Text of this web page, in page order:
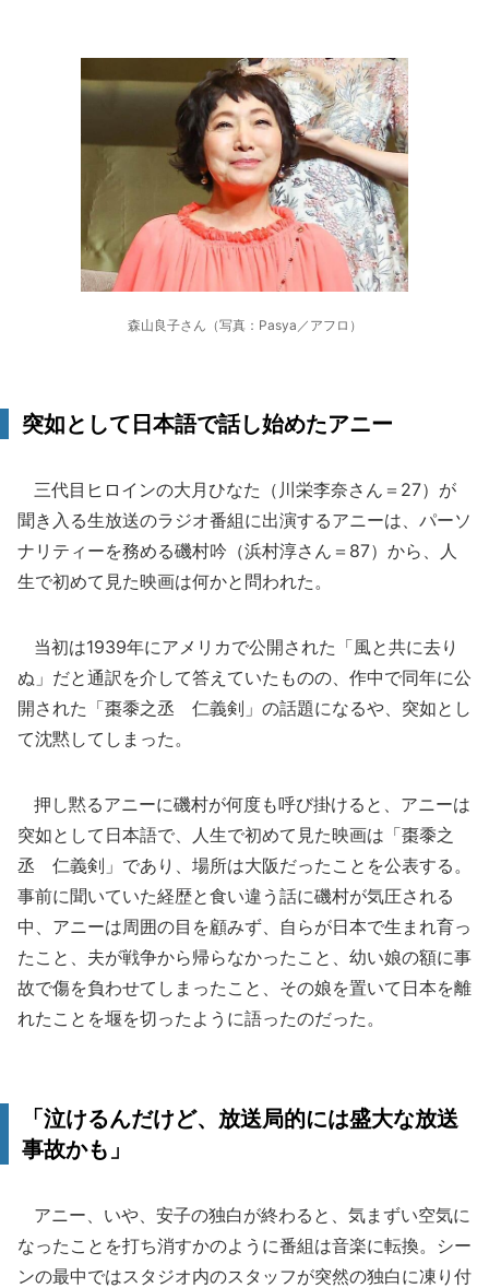
森山良子さん（写真：Pasya／アフロ）
突如として日本語で話し始めたアニー
三代目ヒロインの大月ひなた（川栄李奈さん＝27）が
聞き入る生放送のラジオ番組に出演するアニーは、パーソ
ナリティーを務める磯村吟（浜村淳さん＝87）から、人
生で初めて見た映画は何かと問われた。
当初は1939年にアメリカで公開された「風と共に去り
ぬ」だと通訳を介して答えていたものの、作中で同年に公
開された「棗黍之丞 仁義剣」の話題になるや、突如とし
て沈黙してしまった。
押し黙るアニーに磯村が何度も呼び掛けると、アニーは
突如として日本語で、人生で初めて見た映画は「棗黍之
丞 仁義剣」であり、場所は大阪だったことを公表する。
事前に聞いていた経歴と食い違う話に磯村が気圧される
中、アニーは周囲の目を顧みず、自らが日本で生まれ育っ
たこと、夫が戦争から帰らなかったこと、幼い娘の額に事
故で傷を負わせてしまったこと、その娘を置いて日本を離
れたことを堰を切ったように語ったのだった。
「泣けるんだけど、放送局的には盛大な放送
事故かも」
アニー、いや、安子の独白が終わると、気まずい空気に
なったことを打ち消すかのように番組は音楽に転換。シー
ンの最中ではスタジオ内のスタッフが突然の独白に凍り付